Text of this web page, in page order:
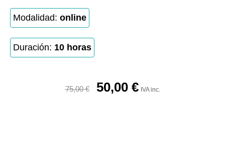
Modalidad: online
Duración: 10 horas
75,00€ 50,00 € IVA inc.